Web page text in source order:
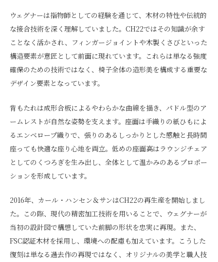
ウェグナーは指物師としての経験を通じて、木材の特性や伝統的
な接合技術を深く理解していました。CH22ではその知識が余す
ことなく活かされ、フィンガージョイントや木製くさびといった
構造要素が意匠として前面に現れています。これらは単なる強度
確保のための技術ではなく、椅子全体の造形美を構成する重要な
デザイン要素となっています。
背もたれは成形合板によるやわらかな曲線を描き、パドル型のア
ームレストが自然な姿勢を支えます。座面は手織りの紙ひもによ
るエンベロープ織りで、張りのあるしっかりとした感触と長時間
座っても快適な座り心地を両立。低めの座面高はラウンジチェア
としてのくつろぎを生み出し、全体として温かみのあるプロポー
ションを形成しています。
2016年、カール・ハンセン＆サンはCH22の再生産を開始しまし
た。この際、現代の精密加工技術を用いることで、ウェグナーが
当初の設計図で構想していた前脚の形状を忠実に再現。また、
FSC認証木材を採用し、環境への配慮も加えています。こうした
復刻は単なる過去作の再現ではなく、オリジナルの美学と職人技